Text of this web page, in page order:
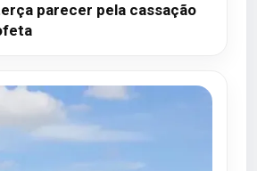
parecer pela cassação